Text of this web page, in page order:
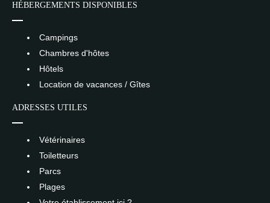
HÉBERGEMENTS DISPONIBLES
Campings
Chambres d'hôtes
Hôtels
Location de vacances / Gîtes
ADRESSES UTILES
Vétérinaires
Toiletteurs
Parcs
Plages